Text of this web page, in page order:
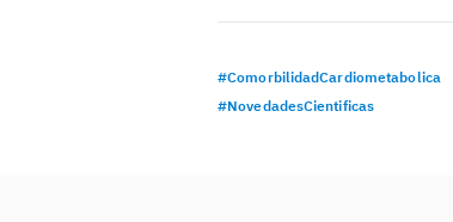
#ComorbilidadCardiometabolica
#NovedadesCientificas